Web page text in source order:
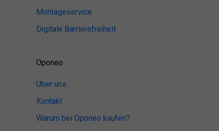
Montageservice
Digitale Barrierefreiheit
Oponeo
Über uns
Kontakt
Warum bei Oponeo kaufen?